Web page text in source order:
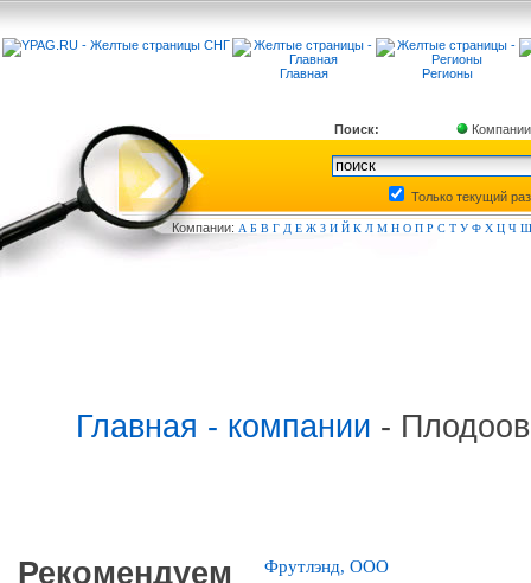
Главная Регионы
Поиск: Компании
Только текущий
Компании: А Б В Г Д Е Ж З И Й К Л М Н О П Р С Т У Ф Х Ц Ч Ш
Главная - компании -
Рекомендуем
Фрутлэнд, ООО